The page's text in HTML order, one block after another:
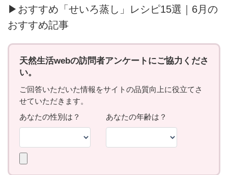
▶おすすめ「せいろ蒸し」レシピ15選｜6月の
おすすめ記事